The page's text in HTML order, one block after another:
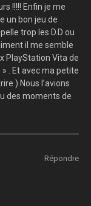
!!!!! Enfin je me
un bon jeu de
trop les D.D ou
il me semble
PlayStation Vita de
. Et avec ma petite
) Nous l’avions
des moments de
Répondre